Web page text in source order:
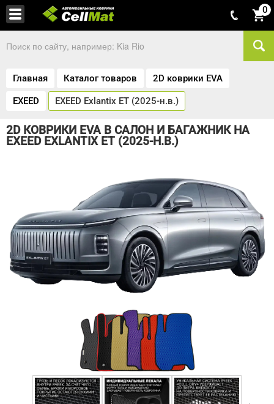
0
Главная Каталог товаров 2D коврики EVA
EXEED EXEED Exlantix ET (2025-н.в.)
2D КОВРИКИ EVA В САЛОН И БАГАЖНИК НА
EXEED EXLANTIX ET (2025-Н.В.)